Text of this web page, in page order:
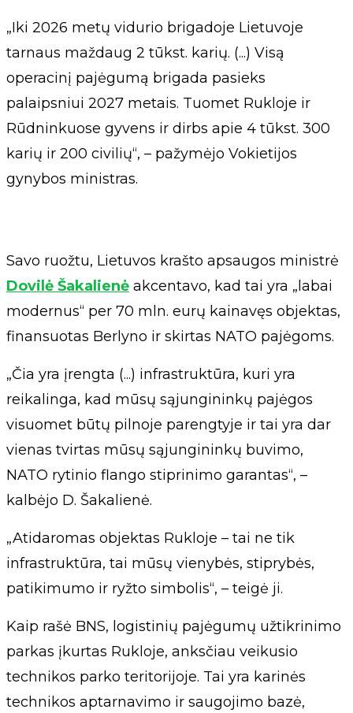
„Iki 2026 metų vidurio brigadoje Lietuvoje
tarnaus maždaug 2 tūkst. karių. (...) Visą
operacinį pajėgumą brigada pasieks
palaipsniui 2027 metais. Tuomet Rukloje ir
Rūdninkuose gyvens ir dirbs apie 4 tūkst. 300
karių ir 200 civilių“, – pažymėjo Vokietijos
gynybos ministras.
Savo ruožtu, Lietuvos krašto apsaugos ministrė
Dovilė Šakalienė akcentavo, kad tai yra „labai
modernus“ per 70 mln. eurų kainavęs objektas,
finansuotas Berlyno ir skirtas NATO pajėgoms.
„Čia yra įrengta (...) infrastruktūra, kuri yra
reikalinga, kad mūsų sąjungininkų pajėgos
visuomet būtų pilnoje parengtyje ir tai yra dar
vienas tvirtas mūsų sąjungininkų buvimo,
NATO rytinio flango stiprinimo garantas“, –
kalbėjo D. Šakalienė.
„Atidaromas objektas Rukloje – tai ne tik
infrastruktūra, tai mūsų vienybės, stiprybės,
patikimumo ir ryžto simbolis“, – teigė ji.
Kaip rašė BNS, logistinių pajėgumų užtikrinimo
parkas įkurtas Rukloje, anksčiau veikusio
technikos parko teritorijoje. Tai yra karinės
technikos aptarnavimo ir saugojimo bazė,